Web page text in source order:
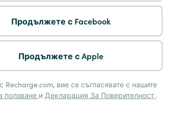
Продължете с Facebook
Продължете с Apple
Recharge.com, вие се съгласявате с нашите
ползване и Декларация За Поверителност .
Pay by Phone
Maestro